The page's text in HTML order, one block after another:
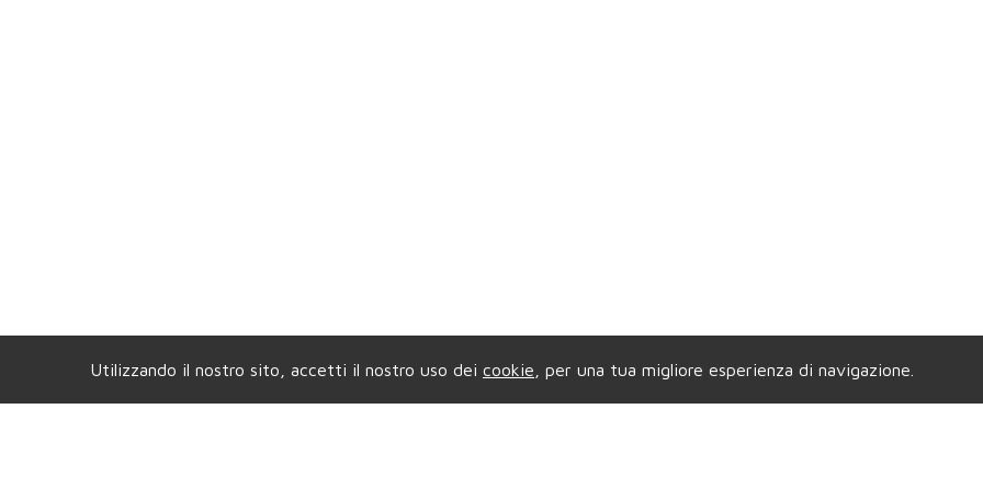
Utilizzando il nostro sito, accetti il nostro uso dei cookie , per una tua migliore esperienza di navigazione.